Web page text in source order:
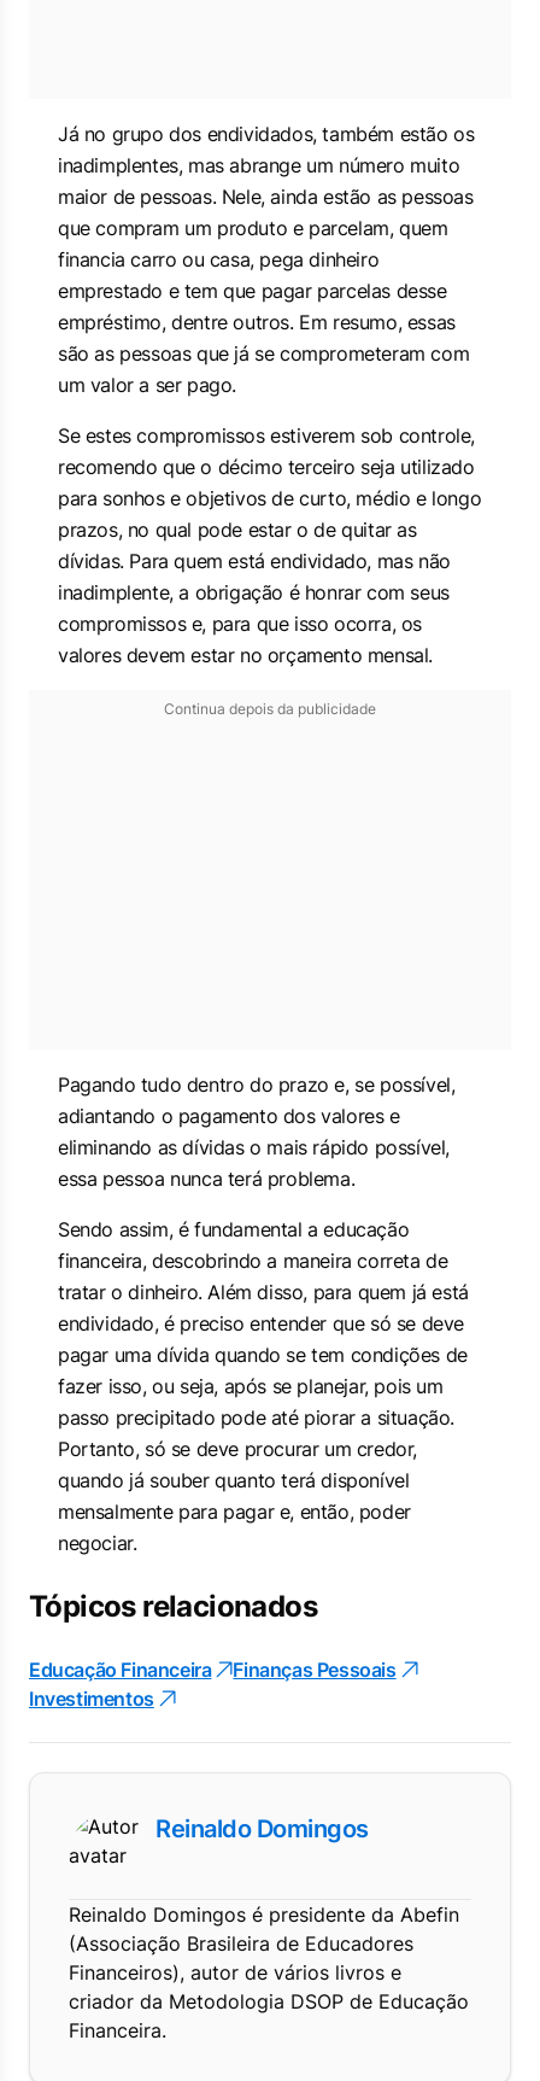
Já no grupo dos endividados, também estão os
inadimplentes, mas abrange um número muito
maior de pessoas. Nele, ainda estão as pessoas
que compram um produto e parcelam, quem
financia carro ou casa, pega dinheiro
emprestado e tem que pagar parcelas desse
empréstimo, dentre outros. Em resumo, essas
são as pessoas que já se comprometeram com
um valor a ser pago.
Se estes compromissos estiverem sob controle,
recomendo que o décimo terceiro seja utilizado
para sonhos e objetivos de curto, médio e longo
prazos, no qual pode estar o de quitar as
dívidas. Para quem está endividado, mas não
inadimplente, a obrigação é honrar com seus
compromissos e, para que isso ocorra, os
valores devem estar no orçamento mensal.
Continua depois da publicidade
Pagando tudo dentro do prazo e, se possível,
adiantando o pagamento dos valores e
eliminando as dívidas o mais rápido possível,
essa pessoa nunca terá problema.
Sendo assim, é fundamental a educação
financeira, descobrindo a maneira correta de
tratar o dinheiro. Além disso, para quem já está
endividado, é preciso entender que só se deve
pagar uma dívida quando se tem condições de
fazer isso, ou seja, após se planejar, pois um
passo precipitado pode até piorar a situação.
Portanto, só se deve procurar um credor,
quando já souber quanto terá disponível
mensalmente para pagar e, então, poder
negociar.
Tópicos relacionados
Educação Financeira
Finanças Pessoais
Investimentos
Reinaldo Domingos
Reinaldo Domingos é presidente da Abefin
(Associação Brasileira de Educadores
Financeiros), autor de vários livros e
criador da Metodologia DSOP de Educação
Financeira.